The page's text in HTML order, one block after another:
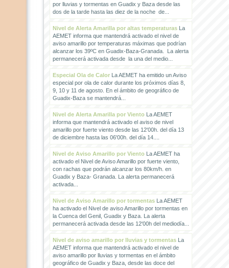
por lluvias y tormentas en Guadix y Baza desde las
dos de la tarde hasta las diez de la noche de...
Nivel de Alerta Amarilla por altas temperaturasLa
AEMET informa que mantendrá activado el nivel de
aviso amarillo por temperaturas máximas que podrían
alcanzar los 39ºC en Guadix-Baza-Granada. La alerta
permanecerá activada desde la una del medio...
Especial Ola de CalorLa AEMET ha emitido un Aviso
especial por ola de calor durante los próximos días 8,
9, 10 y 11 de agosto. En el ámbito de geográfico de
Guadix-Baza se mantendrá...
Nivel de Alerta Amarilla por VientoLa AEMET
informa que mantendrá activado el aviso de nivel
amarillo por fuerte viento desde las 12'00h. del día 13
de diciembre hasta las 06'00h. del día 14....
Nivel de Aviso Amarillo por VientoLa AEMET ha
activado el Nivel de Aviso Amarillo por fuerte viento,
con rachas que podrán alcanzar los 80km/h. en
Guadix y Baza- Granada. La alerta permanecerá
activada...
Nivel de Aviso Amarillo por tormentasLa AEMET
ha activado el Nivel de aviso Amarillo por tormentas en
la Cuenca del Genil, Guadix y Baza. La alerta
permanecerá activada desde las 12'00h del mediodía...
Nivel de aviso amarillo por lluvias y tormentasLa
AEMET informa que mantendrá activado el nivel de
aviso amarillo por lluvias y tormentas en el ámbito
geográfico de Guadix y Baza, desde las doce del